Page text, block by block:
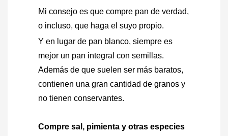
Mi consejo es que compre pan de verdad,
o incluso, que haga el suyo propio.
Y en lugar de pan blanco, siempre es
mejor un pan integral con semillas.
Además de que suelen ser más baratos,
contienen una gran cantidad de granos y
no tienen conservantes.
Compre sal, pimienta y otras especies